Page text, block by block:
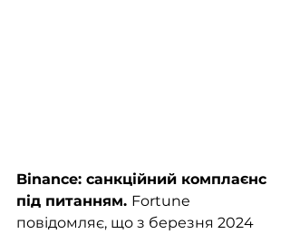
Binance: санкційний комплаєнс
під питанням. Fortune
повідомляє, що з березня 2024